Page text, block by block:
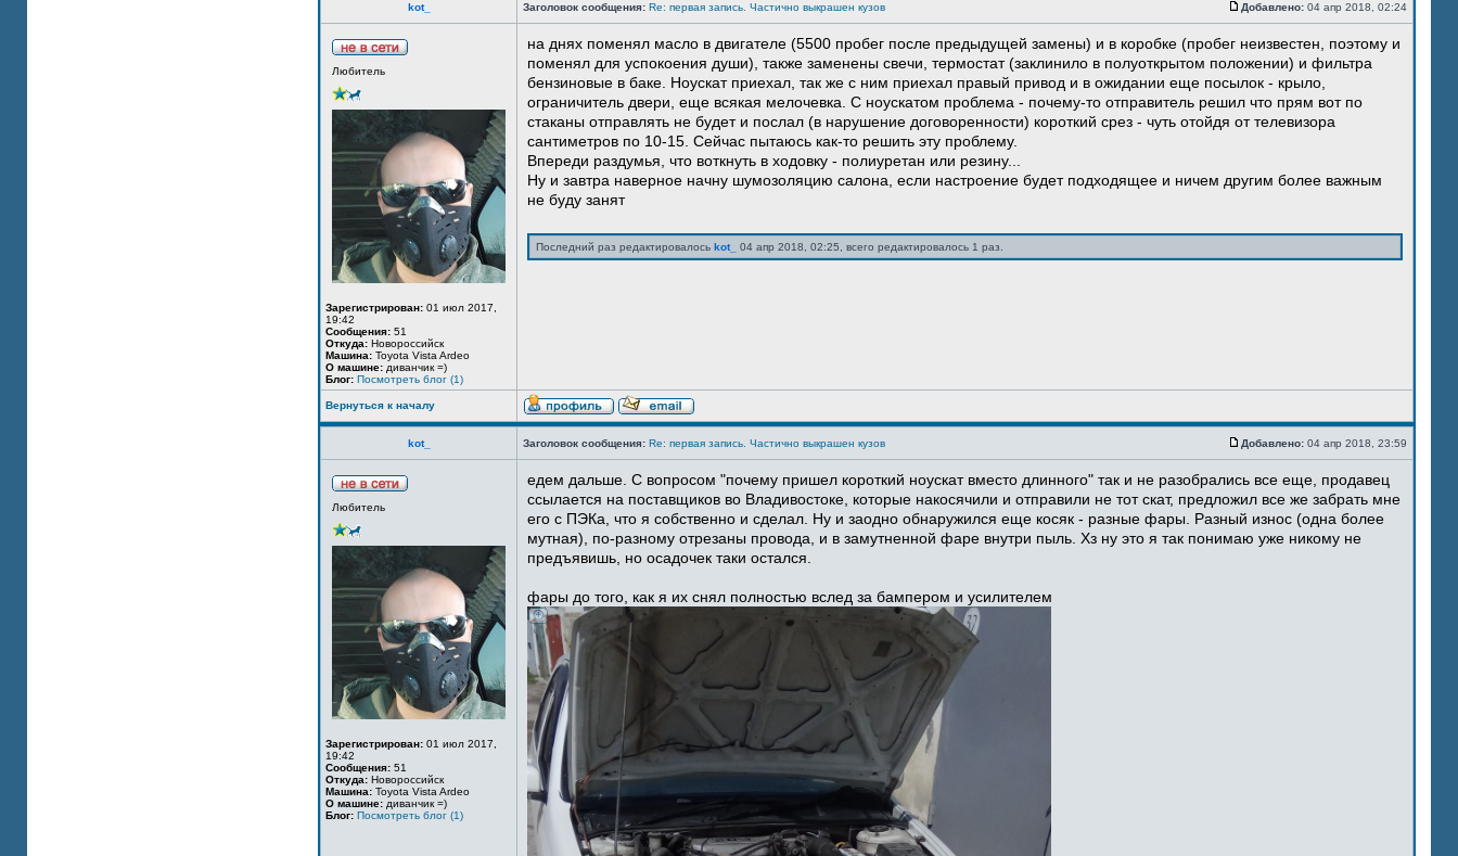
kot_ Заголовок сообщения: Re: первая запись. Частично выкрашен кузов Добавлено: 04 апр 2018, 02:24
Любитель
Зарегистрирован: 01 июл 2017,
19:42
Сообщения: 51
Откуда: Новороссийск
Машина: Toyota Vista Ardeo
О машине: диванчик =)
Блог: Посмотреть блог (1)
на днях поменял масло в двигателе (5500 пробег после предыдущей замены) и в коробке (пробег неизвестен, поэтому и
поменял для успокоения души), также заменены свечи, термостат (заклинило в полуоткрытом положении) и фильтра
бензиновые в баке. Ноускат приехал, так же с ним приехал правый привод и в ожидании еще посылок - крыло,
ограничитель двери, еще всякая мелочевка. С ноускатом проблема - почему-то отправитель решил что прям вот по
стаканы отправлять не будет и послал (в нарушение договоренности) короткий срез - чуть отойдя от телевизора
сантиметров по 10-15. Сейчас пытаюсь как-то решить эту проблему.
Впереди раздумья, что воткнуть в ходовку - полиуретан или резину...
Ну и завтра наверное начну шумозоляцию салона, если настроение будет подходящее и ничем другим более важным
не буду занят
Последний раз редактировалось kot_ 04 апр 2018, 02:25, всего редактировалось 1 раз.
Вернуться к началу
kot_ Заголовок сообщения: Re: первая запись. Частично выкрашен кузов Добавлено: 04 апр 2018, 23:59
Любитель
Зарегистрирован: 01 июл 2017,
19:42
Сообщения: 51
Откуда: Новороссийск
Машина: Toyota Vista Ardeo
О машине: диванчик =)
Блог: Посмотреть блог (1)
едем дальше. С вопросом "почему пришел короткий ноускат вместо длинного" так и не разобрались все еще, продавец
ссылается на поставщиков во Владивостоке, которые накосячили и отправили не тот скат, предложил все же забрать мне
его с ПЭКа, что я собственно и сделал. Ну и заодно обнаружился еще косяк - разные фары. Разный износ (одна более
мутная), по-разному отрезаны провода, и в замутненной фаре внутри пыль. Хз ну это я так понимаю уже никому не
предъявишь, но осадочек таки остался.
фары до того, как я их снял полностью вслед за бампером и усилителем